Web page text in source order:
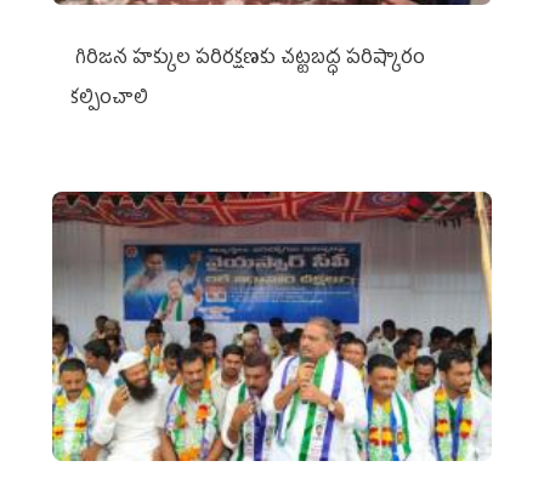
గిరిజన హక్కుల పరిరక్షణకు చట్టబద్ధ పరిష్కారం
కల్పించాలి